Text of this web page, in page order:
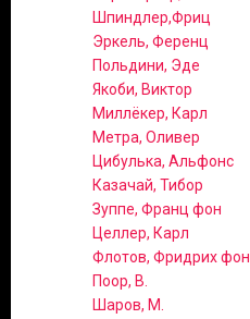
Шпиндлер,Фриц
Эркель, Ференц
Польдини, Эде
Якоби, Виктор
Миллёкер, Карл
Метра, Оливер
Цибулька, Альфонс
Казачай, Тибор
Зуппе, Франц фон
Целлер, Карл
Флотов, Фридрих фон
Поор, В.
Шаров, М.